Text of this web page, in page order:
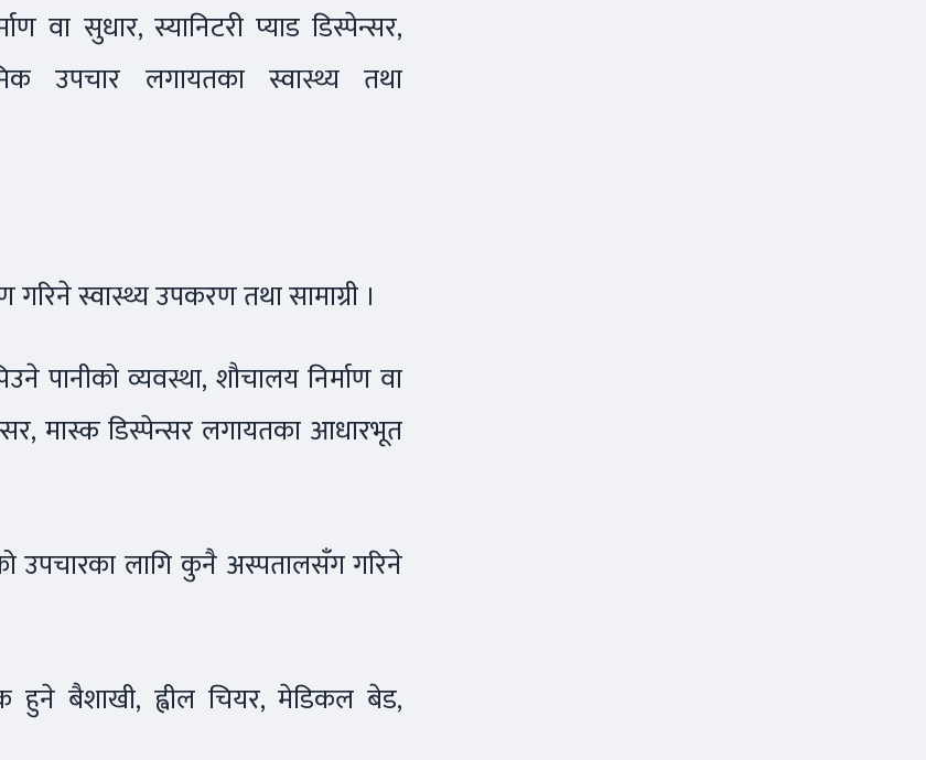
वा सुधार, स्यानिटरी प्याड डिस्पेन्सर,
उपचार लगायतका स्वास्थ्य तथा
स्वास्थ्य उपकरण तथा सामाग्री ।
पानीको व्यवस्था, शौचालय निर्माण वा
मास्क डिस्पेन्सर लगायतका आधारभूत
उपचारका लागि कुनै अस्पतालसँग गरिने
हुने बैशाखी, ह्वील चियर, मेडिकल बेड,